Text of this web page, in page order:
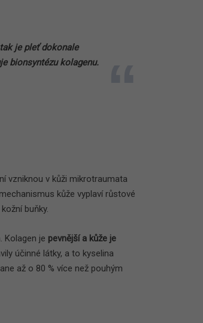
je pleť dokonale
bionsyntézu kolagenu.
vzniknou v kůži mikrotraumata
kůže vyplaví růstové
buňky.
Kolagen je pevnější a kůže je
účinné látky, a to kyselina
až o 80 % více než pouhým